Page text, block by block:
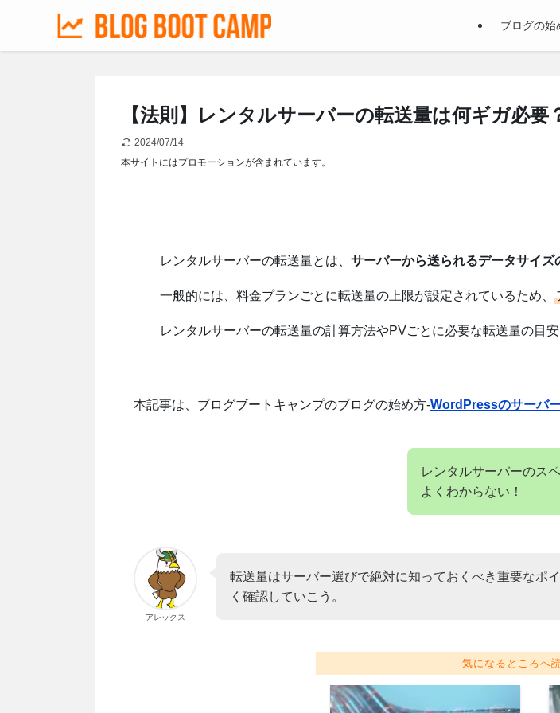
ブログの始
【法則】レンタルサーバーの転送量は何ギガ必
2024/07/14
本サイトにはプロモーションが含まれています。
レンタルサーバーの転送量とは、 サーバーから送られるデータサイズ
一般的には、料金プランごとに転送量の上限が設定されているため、
レンタルサーバーの転送量の計算方法やPVごとに必要な転送量の目安
本記事は、ブログブートキャンプのブログの始め方-WordPressのサーバ
レンタルサーバーのス
よくわからない！
アレックス
転送量はサーバー選びで絶対に知っておくべき重要なポ
く確認していこう。
気になるところへ